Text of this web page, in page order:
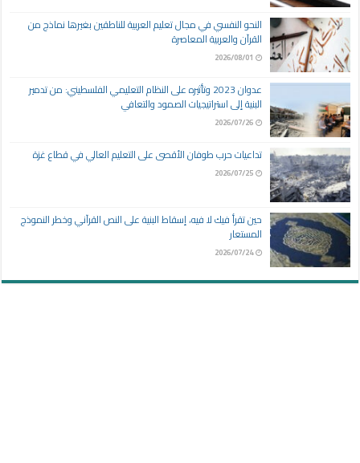
النحو النفسي في مجال تعليم العربية للناطقين بغيرها نماذج من
القرآن والعربية المعاصرة
2026/08/01
عدوان 2023 وتأثيره على النظام التعليمي الفلسطيني: من تدمير
البنية إلى استراتيجيات الصمود والتعافي
2026/07/26
تداعيات حرب طوفان الأقصى على التعليم العالي في قطاع غزة
2026/07/25
حين تقرأ فيك لا فيه، إسقاط البنية على النص القرآني وخطر النموذج
المستعار
2026/07/24